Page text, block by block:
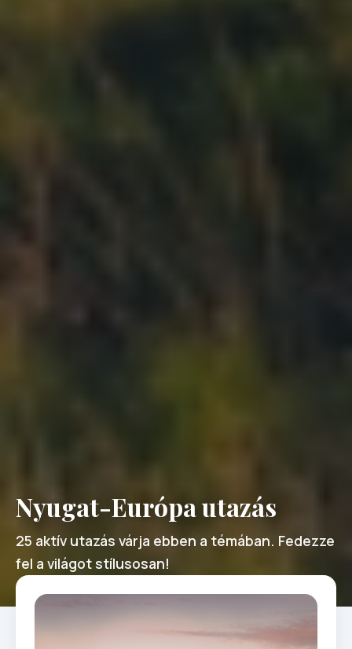
Nyugat-Európa utazás
25 aktív utazás várja ebben a témában. Fedezze
fel a világot stílusosan!